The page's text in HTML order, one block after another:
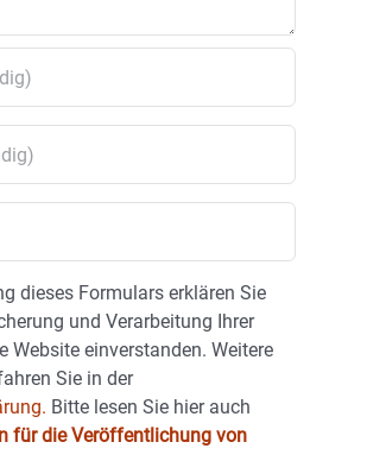
dieses Formulars erklären Sie
und Verarbeitung Ihrer
Website einverstanden. Weitere
Sie in der
Bitte lesen Sie hier auch
für die Veröffentlichung von